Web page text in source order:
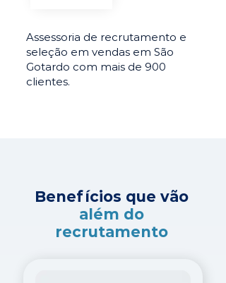
Assessoria de recrutamento e
seleção em vendas em São
Gotardo com mais de 900
clientes.
Benefícios que vão
além do
recrutamento